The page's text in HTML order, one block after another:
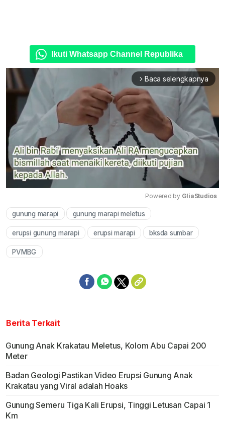
Ikuti Whatsapp Channel Republika
arrow_forward_ios Baca selengkapnya
Powered by GliaStudios
gunung marapi gunung marapi meletus
erupsi gunung marapi erupsi marapi bksda sumbar
PVMBG
Berita Terkait
Gunung Anak Krakatau Meletus, Kolom Abu Capai 200
Meter
Badan Geologi Pastikan Video Erupsi Gunung Anak
Krakatau yang Viral adalah Hoaks
Gunung Semeru Tiga Kali Erupsi, Tinggi Letusan Capai 1
Km